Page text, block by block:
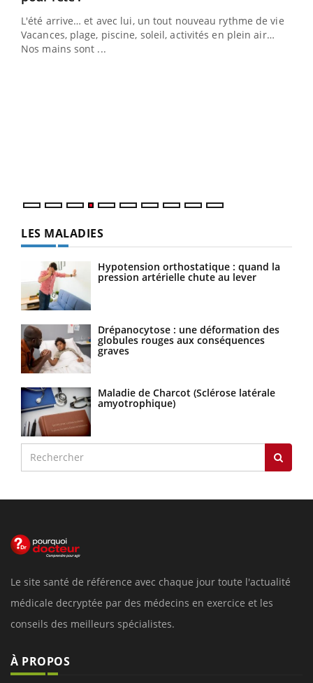
L'été arrive… et avec lui, un tout nouveau rythme de vie !
Vacances, plage, piscine, soleil, activités en plein air…
Nos mains sont ...
LES MALADIES
Hypotension orthostatique : quand la
pression artérielle chute au lever
Drépanocytose : une déformation des
globules rouges aux conséquences
graves
Maladie de Charcot (Sclérose latérale
amyotrophique)
Le site santé de référence avec chaque jour toute l'actualité
médicale decryptée par des médecins en exercice et les
conseils des meilleurs spécialistes.
À PROPOS